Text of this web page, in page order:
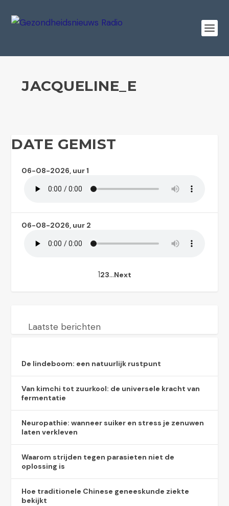
JACQUELINE_E
DATE GEMIST
06-08-2026, uur 1
06-08-2026, uur 2
123…Next
Laatste berichten
De lindeboom: een natuurlijk rustpunt
Van kimchi tot zuurkool: de universele kracht van
fermentatie
Neuropathie: wanneer suiker en stress je zenuwen
laten verkleven
Waarom strijden tegen parasieten niet de
oplossing is
Hoe traditionele Chinese geneeskunde ziekte
bekijkt